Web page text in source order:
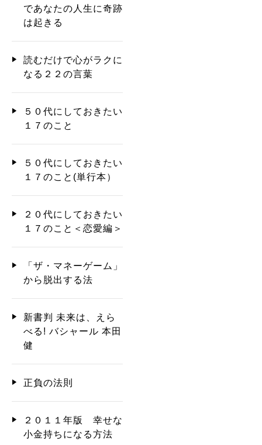
であなたの人生に奇跡
は起きる
読むだけで心がラクに
なる２２の言葉
５０代にしておきたい
１７のこと
５０代にしておきたい
１７のこと(単行本）
２０代にしておきたい
１７のこと＜恋愛編＞
「ザ・マネーゲーム」
から脱出する法
新書判 未来は、えら
べる! バシャール 本田
健
正負の法則
２０１１年版 幸せな
小金持ちになる方法